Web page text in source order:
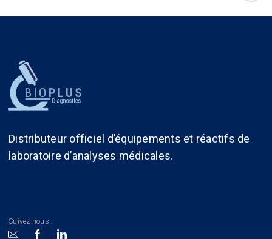
Distributeur officiel d’équipements et réactifs de
laboratoire d’analyses médicales.
Suivez nous :